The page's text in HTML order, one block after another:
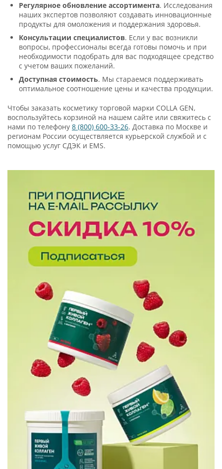
Регулярное обновление ассортимента. Исследования
наших экспертов позволяют создавать инновационные
продукты для омоложения и поддержания здоровья.
Консультации специалистов. Если у вас возникли
вопросы, профессионалы всегда готовы помочь и при
необходимости подобрать для вас подходящее средство
с учетом ваших пожеланий.
Доступная стоимость. Мы стараемся поддерживать
оптимальное соотношение цены и качества продукции.
Чтобы заказать косметику торговой марки COLLA GEN,
воспользуйтесь корзиной на нашем сайте или свяжитесь с
нами по телефону 8 (800) 600-33-26. Доставка по Москве и
регионам России осуществляется курьерской службой и с
помощью услуг СДЭК и EMS.